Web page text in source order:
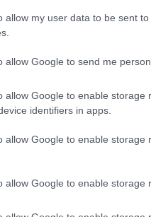
allow my user data to be sent
allow Google to send me
allow Google to enable storage
identifiers in apps.
allow Google to enable storage
allow Google to enable storage
aby zívala
Ak nie ste príliš na
a pôsobiť ako dekorácia.